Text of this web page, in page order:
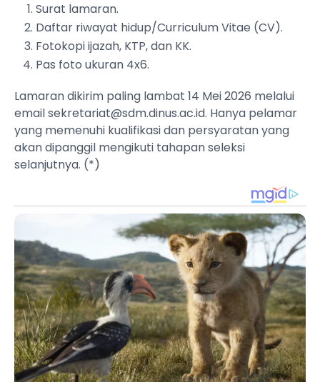
Surat lamaran.
Daftar riwayat hidup/Curriculum Vitae (CV).
Fotokopi ijazah, KTP, dan KK.
Pas foto ukuran 4x6.
Lamaran dikirim paling lambat 14 Mei 2026 melalui
emailsekretariat@sdm.dinus.ac.id. Hanya pelamar
yang memenuhi kualifikasi dan persyaratan yang
akan dipanggil mengikuti tahapan seleksi
selanjutnya. (*)